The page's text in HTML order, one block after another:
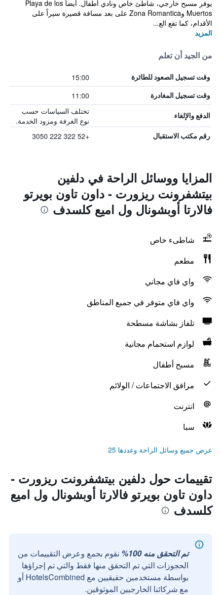
يوفر مسبح خارجي، شاطئ خاص ونادي أطفال. أيضاً Playa de los
Muertos وZona Romantica على بعد مسافة قصيرة سيراً على
الأقدام، كما تقع الع...
المزيد
من الجيد أن تعلم
وقت تسجيل الصعود للطائرة 15:00
وقت تسجيل المغادرة 11:00
الدفع والإلغاء
تختلف السياسات حسب
نوع الغرفة ومزود الخدمة.
رقم مكتب الاستقبال +52 322 222 3050
المزايا ووسائل الراحة في دلفين
بيتشفرونت ريزورت - داون تاون بويرتو
فالارتا أوبشونال ول اميع كلسدف
شاطىء خاص
مطعم
واي فاي مجاني
واي فاي متوفر في جميع المناطق
تلفاز بشاشة مسطحة
لوازم استحمام مجانية
مسبح أطفال
مرافق الاجتماعات / الولائم
انترنت
سبا
عرض جميع وسائل الراحة وعددها 25
تقييمات حول دلفين بيتشفرونت ريزورت -
داون تاون بويرتو فالارتا أوبشونال ول اميع
كلسدف
تم التحقق منه 100%
نقوم بجمع وعرض التقييمات من
الحجوزات التي تم التحقق منها فقط والتي تم إجراؤها
بواسطة مستخدمين حقيقيين مع HotelsCombined أو
مع شركائنا الخارجيين الموثوقين.